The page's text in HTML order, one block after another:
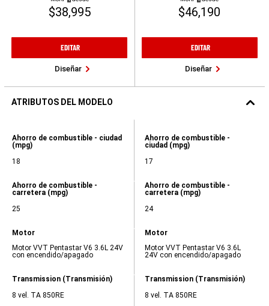
Divulgación
$38,995
EDITAR
Diseñar
Divulgación
$46,190
EDITAR
Diseñar
ATRIBUTOS DEL MODELO
GT
RWD
2026
DURANGO
PLUS
AWD
Atributos
del
Ahorro
combustible
-
ciudad
(mpg),
18,
Ahorro de combustible - ciudad
(mpg)
18
Atributos
del
Ahorro
combustible
-
ciudad
(mpg),
17,
Ahorro de combustible -
ciudad (mpg)
17
Atributos
del
Ahorro
-
carretera
(mpg),
Ahorro de combustible -
carretera (mpg)
25
Atributos
del
Ahorro
-
carretera
(mpg),
Ahorro de combustible -
carretera (mpg)
24
Atributos
modelo,
Motor,
VVT
Pentastar
V6
3.6L
Motor
Motor VVT Pentastar V6 3.6L 24V
con encendido/apagado
Atributos
modelo,
Motor,
VVT
Pentastar
V6
3.6L
Motor
Motor VVT Pentastar V6 3.6L
24V con encendido/apagado
Atributos
modelo,
Transmission (Transmisión)
8 vel. TA 850RE
Atributos
modelo,
Transmission (Transmisión)
8 vel. TA 850RE